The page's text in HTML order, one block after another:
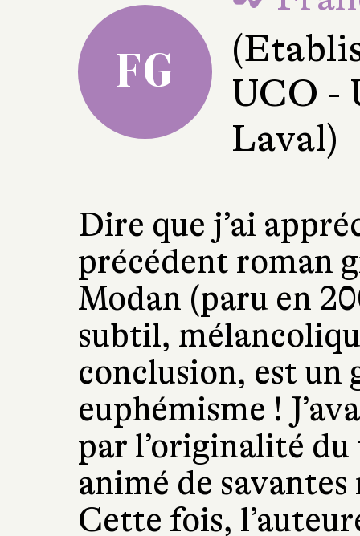
FG
UCO -
Laval)
Dire que j’ai
précédent roman
Modan (paru en
subtil,
conclusion, est un
euphémisme !
par l’originalité
animé de
Cette fois,